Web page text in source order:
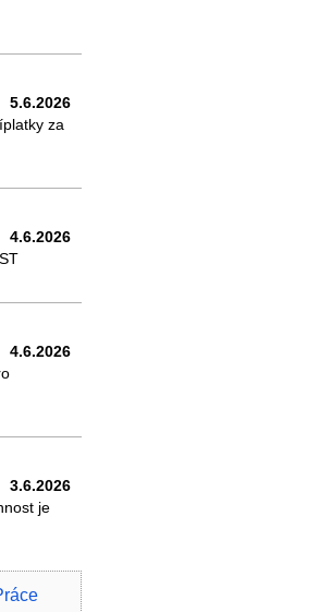
5.6.2026
za
4.6.2026
4.6.2026
3.6.2026
je